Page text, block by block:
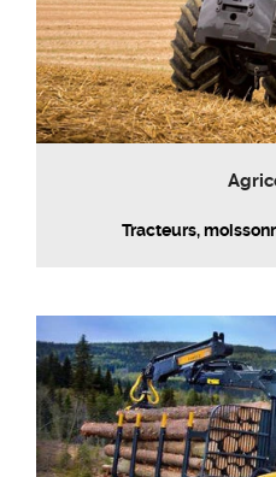
Tracteurs,